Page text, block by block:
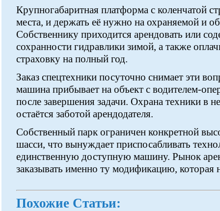
Крупногабаритная платформа с коленчатой
места, и держать её нужно на охраняемой и
Собственнику приходится арендовать или
сохранности гидравлики зимой, а также
страховку на полный год.
Заказ спецтехники посуточно снимает эти
машина прибывает на объект с водителем-
после завершения задачи. Охрана техники в
остаётся заботой арендодателя.
Собственный парк ограничен конкретной
шасси, что вынуждает приспосабливать
единственную доступную машину. Рынок
заказывать именно ту модификацию, которая
Похожие Статьи: